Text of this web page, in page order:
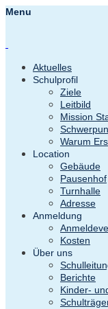
Menu
Aktuelles
Schulprofil
Ziele
Leitbild
Mission
Warum
Location
Gebäude
Pausenhof
Turnhalle
Adresse
Anmeldung
Kosten
Über uns
Berichte
Kinder-